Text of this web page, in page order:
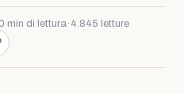
min di lettura· 4.845 letture